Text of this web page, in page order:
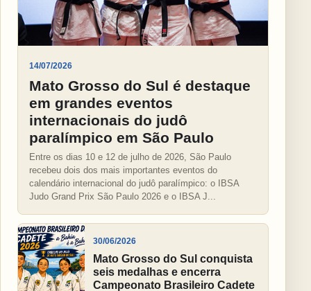
14/07/2026
Mato Grosso do Sul é destaque
em grandes eventos
internacionais do judô
paralímpico em São Paulo
Entre os dias 10 e 12 de julho de 2026, São Paulo
recebeu dois dos mais importantes eventos do
calendário internacional do judô paralímpico: o IBSA
Judo Grand Prix São Paulo 2026 e o IBSA J...
30/06/2026
Mato Grosso do Sul conquista
seis medalhas e encerra
Campeonato Brasileiro Cadete